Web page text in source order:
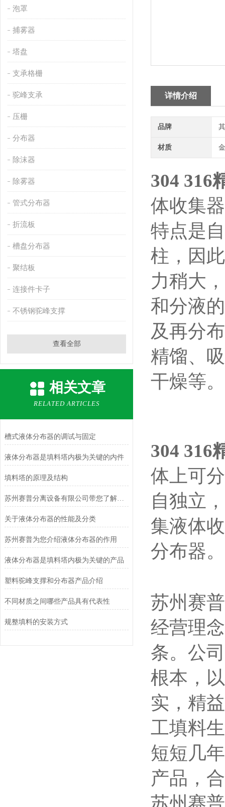
泡罩
捕雾器
塔盘
支承格栅
驼峰支承
压栅
分布器
除沫器
除雾器
管式分布器
折流板
槽盘分布器
聚结板
连接件卡子
不锈钢驼峰支撑
查看全部
相关文章
RELATED ARTICLES
槽式液体分布器的调试与固定
液体分布器是填料塔内极为关键的内件
填料塔的原理及结构
苏州赛普分离设备有限公司带您了解液泛的形成原因和处理方法
关于液体分布器的性能及分类
苏州赛普为您介绍液体分布器的作用
液体分布器是填料塔内极为关键的产品
塑料驼峰支撑和分布器产品介绍
不同材质之间哪些产品具有代表性
规整填料的安装方式
详情介绍
品牌
材质
304 316
体收集
特点是
柱，因
力稍大
和分液
及再分
精馏、
干燥等。
304 316
体上可
自独立
集液体
分布器。
苏州赛
经营理
条。公
根本，
实，精
工填料
短短几
产品，